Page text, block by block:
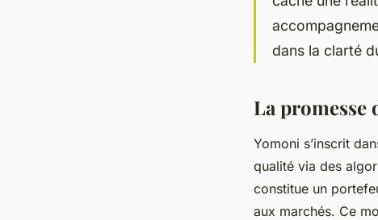
dans la clarté
La promesse
Yomoni s’inscrit
qualité via des
constitue un
aux marchés. Ce